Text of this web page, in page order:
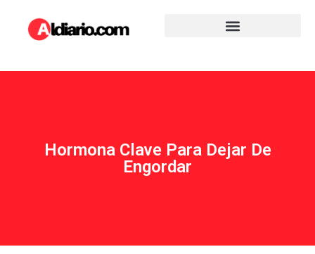
Hormona Clave Para Dejar De
Engordar